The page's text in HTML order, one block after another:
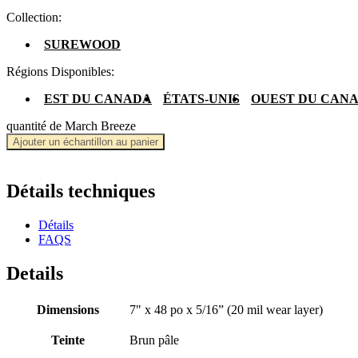
Collection:
SUREWOOD
Régions Disponibles:
EST DU CANADA
ÉTATS-UNIS
OUEST DU
quantité de March Breeze
Ajouter un échantillon au panier
Détails techniques
Détails
FAQS
Details
Dimensions 7" x 48 po x 5/16” (20 mil wear layer)
Teinte Brun pâle